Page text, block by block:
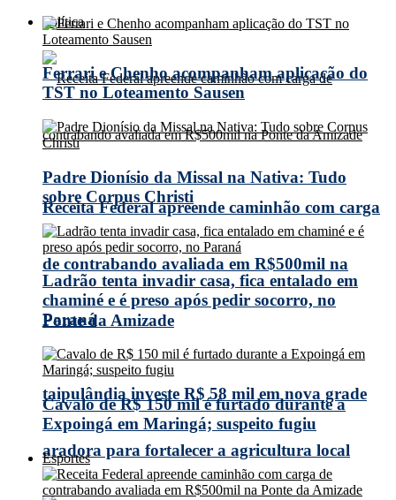
Política
Receita Federal apreende caminhão com carga
de contrabando avaliada em R$500mil na
Ponte da Amizade
taipulândia investe R$ 58 mil em nova grade
aradora para fortalecer a agricultura local
Ferrari e Chenho acompanham aplicação do
TST no Loteamento Sausen
Padre Dionísio da Missal na Nativa: Tudo
sobre Corpus Christi
Ladrão tenta invadir casa, fica entalado em
chaminé e é preso após pedir socorro, no
Paraná
Cavalo de R$ 150 mil é furtado durante a
Expoingá em Maringá; suspeito fugiu
Esportes